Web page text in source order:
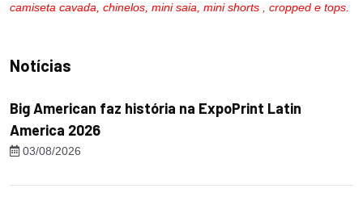
camiseta cavada, chinelos, mini saia, mini shorts , cropped e tops.
Notícias
Big American faz história na ExpoPrint Latin
America 2026
03/08/2026